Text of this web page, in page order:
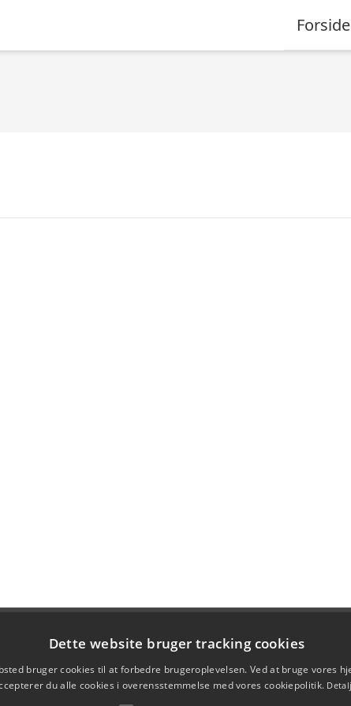
Forside
Dette website bruger tracking cookies
bruger cookies til at forbedre brugeroplevelsen. Ved at bruge vores
du alle cookies i overensstemmelse med vores cookiepolitik.